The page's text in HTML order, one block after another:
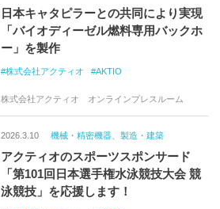
日本キャタピラーとの共同により実現
「バイオディーゼル燃料専用バックホ
ー」を製作
株式会社アクティオ AKTIO
株式会社アクティオ オンラインプレスルーム
2026.3.10 機械・精密機器、製造・建築
アクティオのスポーツスポンサード
「第101回日本選手権水泳競技大会 競
泳競技」を応援します！